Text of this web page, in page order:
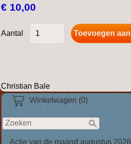
Winkelwagen (0)
Actie van de maand augustus 2026
€ 10,00
Aantal
Christian Bale